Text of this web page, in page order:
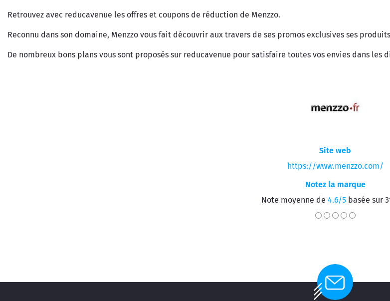
Retrouvez avec reducavenue les offres et coupons de réduction de Menzzo.
Reconnu dans son domaine, Menzzo vous fait découvrir aux travers de ses promos exclusives ses
De nombreux bons plans vous sont proposés sur reducavenue pour satisfaire toutes vos envies dans les
Site web
https://www.menzzo.com/
Notez la marque
Note moyenne de 4.6/5 basée sur